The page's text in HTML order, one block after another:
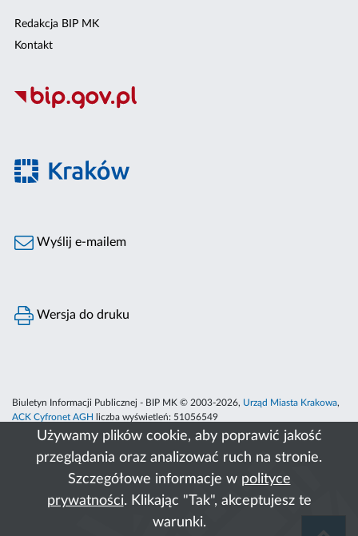
Używamy plików cookie, aby poprawić jakość
przeglądania oraz analizować ruch na stronie.
Szczegółowe informacje w polityce
prywatności. Klikając "Tak", akceptujesz te
warunki.
Redakcja BIP MK
Kontakt
Wyślij e-mailem
Wersja do druku
Biuletyn Informacji Publicznej - BIP MK © 2003-2026, Urząd Miasta Krakowa,
ACK Cyfronet AGH
liczba wyświetleń: 51056549